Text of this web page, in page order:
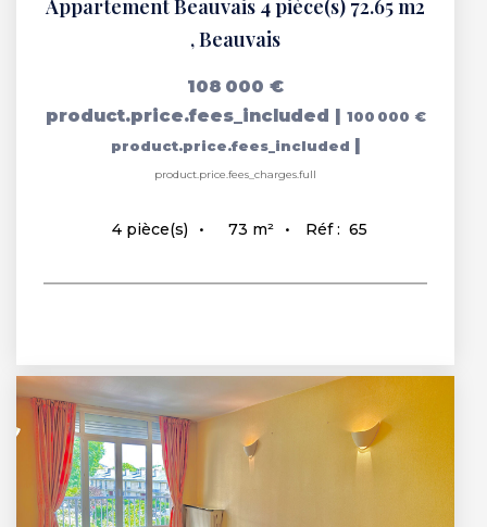
Appartement Beauvais 4 pièce(s) 72.65 m2
,Beauvais
108 000 €
product.price.fees_included | 100 000 €
product.price.fees_included |
product.price.fees_charges.full
4 pièce(s) 73 m² Réf : 65